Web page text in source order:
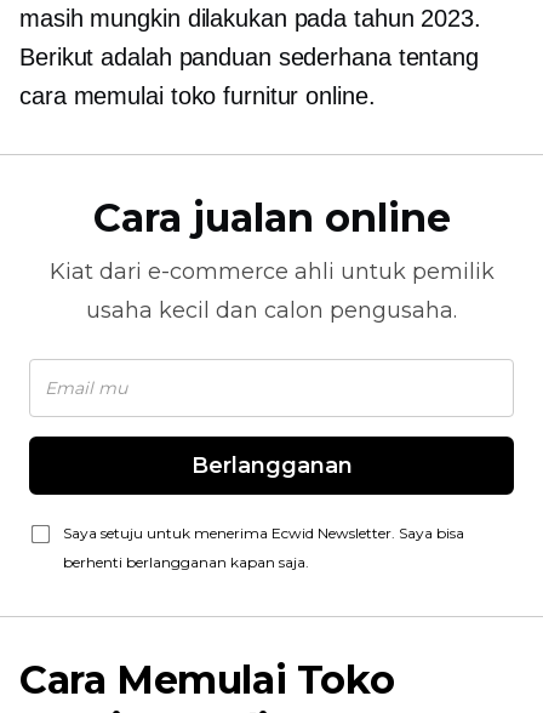
masih mungkin dilakukan pada tahun 2023.
Berikut adalah panduan sederhana tentang
cara memulai toko furnitur online.
Cara jualan online
Kiat dari e-commerce ahli untuk pemilik
usaha kecil dan calon pengusaha.
Berlangganan
Saya setuju untuk menerima Ecwid Newsletter. Saya bisa
berhenti berlangganan kapan saja.
Cara Memulai Toko